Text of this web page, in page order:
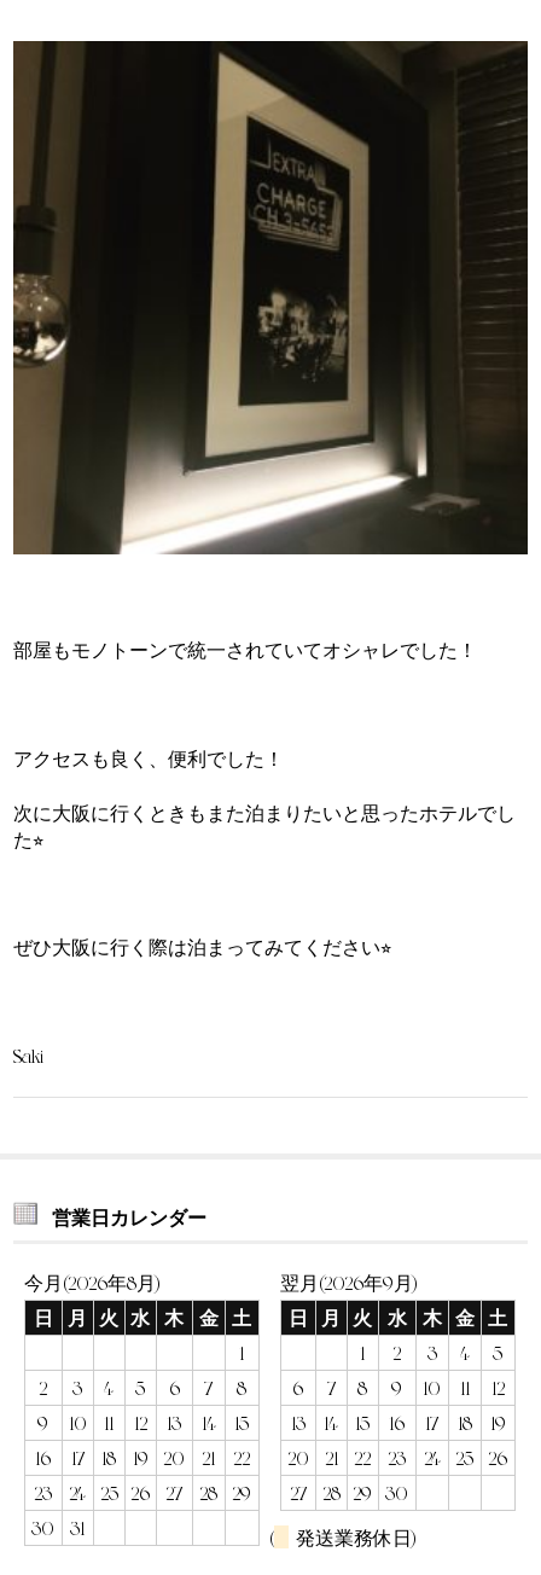
部屋もモノトーンで統一されていてオシャレでした！
アクセスも良く、便利でした！
次に大阪に行くときもまた泊まりたいと思ったホテルでし
た⭐︎
ぜひ大阪に行く際は泊まってみてください⭐︎
Saki
営業日カレンダー
今月(2026年8月)
日
月 火 水 木 金
土
1
2
3 4 5 6 7
8
9
10 11 12 13 14
15
16
17 18 19 20 21
22
23
24 25 26 27 28
29
30
31
翌月(2026年9月)
日
月 火 水 木 金
土
1
2 3 4
5
6
7 8 9 10 11
12
13
14 15 16 17 18
19
20
21 22 23 24 25
26
27
28 29
30
(
発送業務休日)